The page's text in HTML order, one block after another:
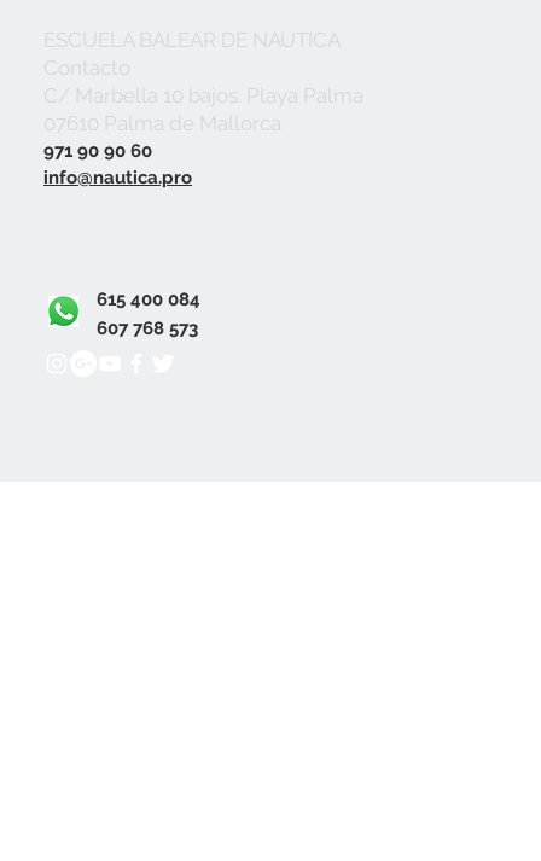
ESCUELA BALEAR DE NAUTICA
Contacto
C/ Marbella 10 bajos. Playa Palma
07610 Palma de Mallorca
971 90 90 60
info@nautica.pro
615 400 084
607 768 573